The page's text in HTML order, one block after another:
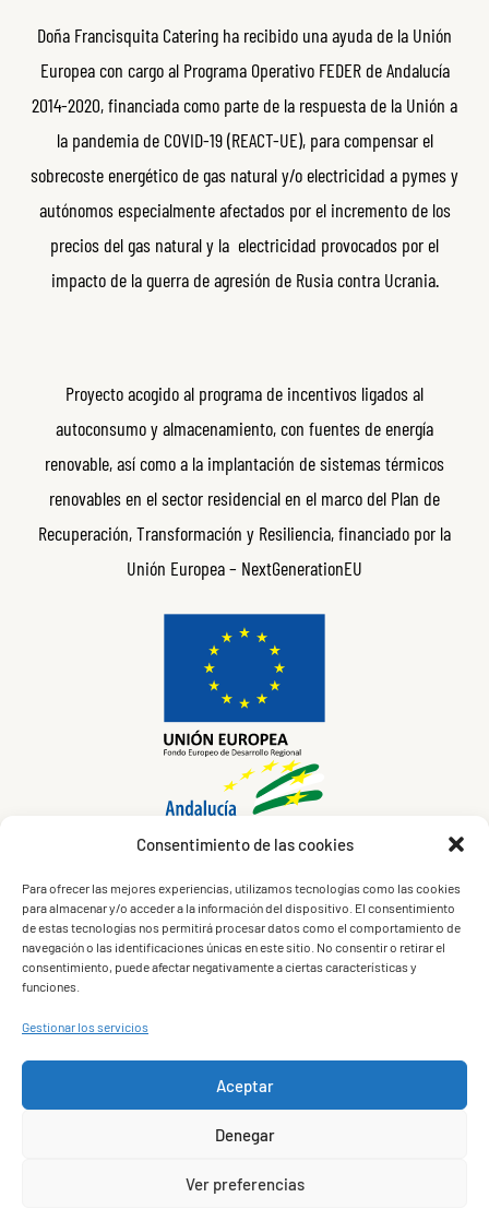
Consentimiento de las cookies
Para ofrecer las mejores experiencias, utilizamos tecnologías como las cookies
para almacenar y/o acceder a la información del dispositivo. El consentimiento
de estas tecnologías nos permitirá procesar datos como el comportamiento de
navegación o las identificaciones únicas en este sitio. No consentir o retirar el
consentimiento, puede afectar negativamente a ciertas características y
funciones.
Gestionar los servicios
Aceptar
Denegar
Ver preferencias
Doña Francisquita Catering ha recibido una ayuda de la Unión
Europea con cargo al Programa Operativo FEDER de Andalucía
2014-2020, financiada como parte de la respuesta de la Unión a
la pandemia de COVID-19 (REACT-UE), para compensar el
sobrecoste energético de gas natural y/o electricidad a pymes y
autónomos especialmente afectados por el incremento de los
precios del gas natural y la electricidad provocados por el
impacto de la guerra de agresión de Rusia contra Ucrania.
Proyecto acogido al programa de incentivos ligados al
autoconsumo y almacenamiento, con fuentes de energía
renovable, así como a la implantación de sistemas térmicos
renovables en el sector residencial en el marco del Plan de
Recuperación, Transformación y Resiliencia, financiado por la
Unión Europea – NextGenerationEU
Política de Cookies
Términos del servicio
Condiciones de compra